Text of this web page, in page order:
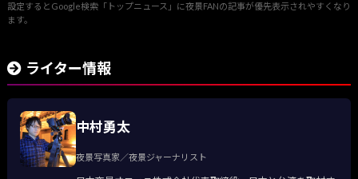
設定するとGoogle検索「トップニュース」に夜景FANの記事が優先表示されやすくなり
ます。
ライター情報
中村勇太
夜景写真家／夜景ジャーナリスト